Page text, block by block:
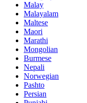
Malay
Malayalam
Maltese
Maori
Marathi
Mongolian
Burmese
Nepali
Norwegian
Pashto
Persian